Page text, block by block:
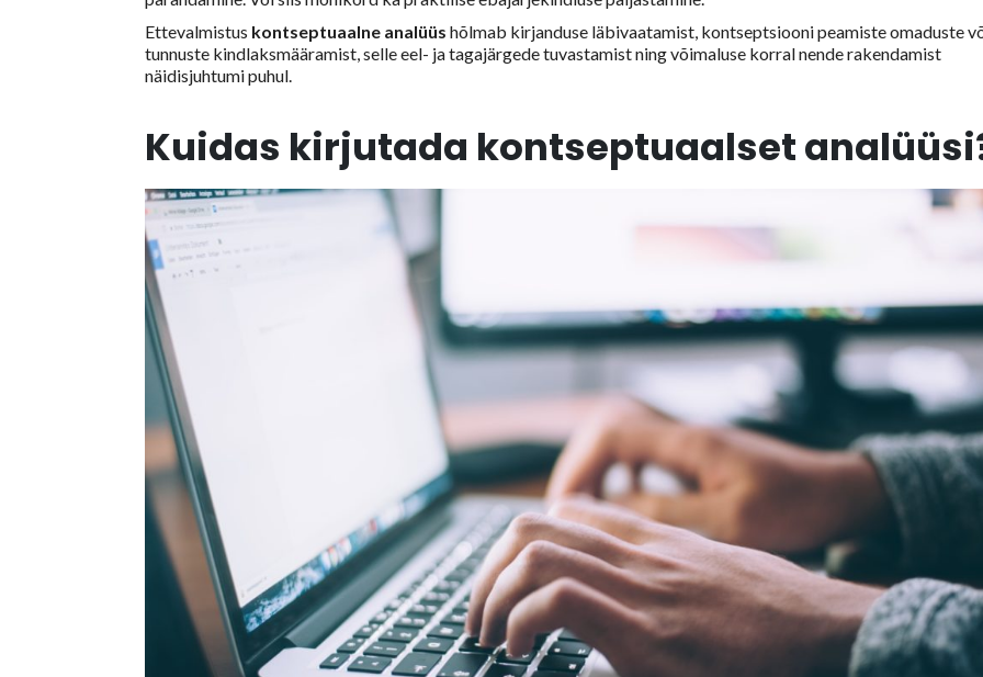
Ettevalmistus kontseptuaalne analüüs hõlmab kirjanduse läbivaatamist, kontseptsiooni peamiste omaduste
tunnuste kindlaksmääramist, selle eel- ja tagajärgede tuvastamist ning võimaluse korral nende rakendamist
näidisjuhtumi puhul.
Kuidas kirjutada kontseptuaalset